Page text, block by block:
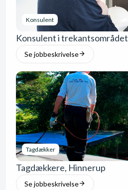
Konsulent
Konsulent i trekantsområdet
Se jobbeskrivelse
Tagdækker
Tagdækkere, Hinnerup
Se jobbeskrivelse